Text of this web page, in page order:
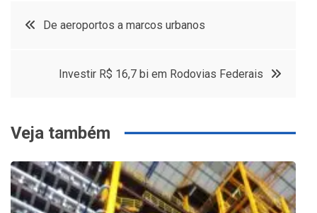
Navegação
De aeroportos a marcos urbanos
Investir R$ 16,7 bi em Rodovias Federais
Veja também